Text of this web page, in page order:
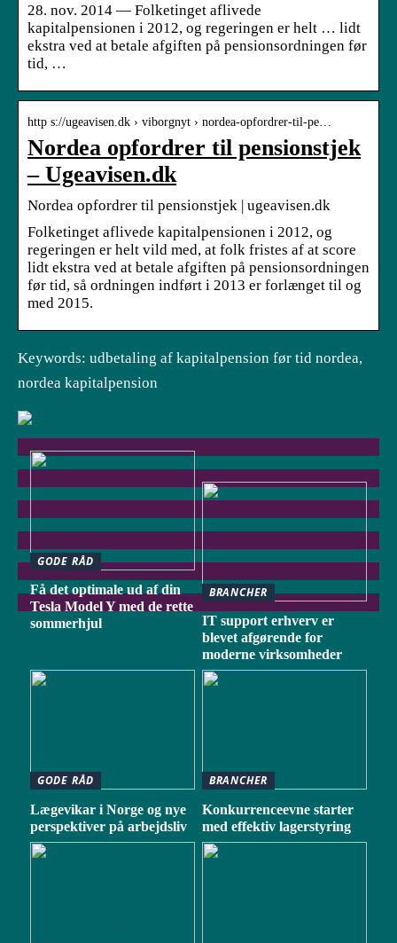
28. nov. 2014 — Folketinget aflivede
kapitalpensionen i 2012, og regeringen er helt … lidt
ekstra ved at betale afgiften på pensionsordningen før
tid, …
http s://ugeavisen.dk › viborgnyt › nordea-opfordrer-til-pe…
Nordea opfordrer til pensionstjek
– Ugeavisen.dk
Nordea opfordrer til pensionstjek | ugeavisen.dk
Folketinget aflivede kapitalpensionen i 2012, og
regeringen er helt vild med, at folk fristes af at score
lidt ekstra ved at betale afgiften på pensionsordningen
før tid, så ordningen indført i 2013 er forlænget til og
med 2015.
Keywords: udbetaling af kapitalpension før tid nordea,
nordea kapitalpension
GODE RÅD
Få det optimale ud af din
Tesla Model Y med de rette
sommerhjul
BRANCHER
IT support erhverv er
blevet afgørende for
moderne virksomheder
GODE RÅD
Lægevikar i Norge og nye
perspektiver på arbejdsliv
BRANCHER
Konkurrenceevne starter
med effektiv lagerstyring